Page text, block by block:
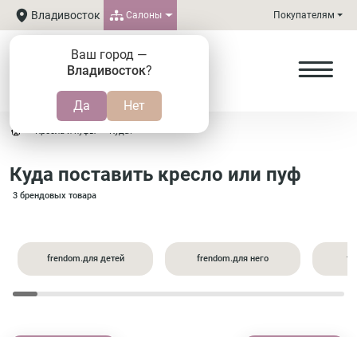
Владивосток
Ваш город —
Владивосток?
Салоны Покупателям
Кресла и пуфы Куда?
Куда поставить кресло или пуф
3 брендовых товара
frendom.для детей frendom.для него